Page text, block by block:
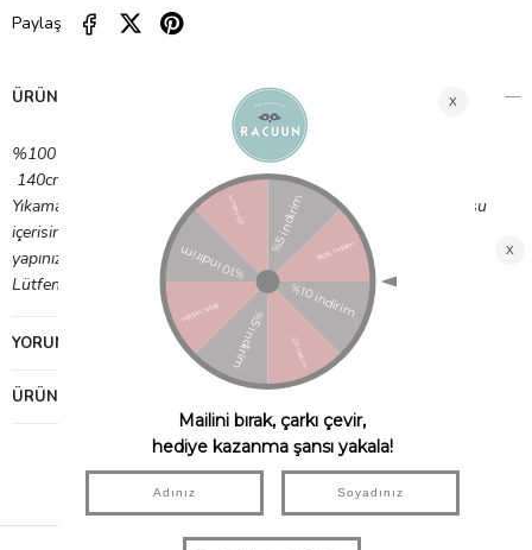
Paylaş
ÜRÜN ÖZELLIKLERI
%100 Koton
140cm çapında, 850gr ağırlığındadır.
Yıkama Talimatı:
Play and Go
ürününü ilk sefere mahsus biraz su
içerisinde sirke ile bekletip sonrasında ilk yıkamasını ayrı olarak
yapınız.
Lütfen ağartıcı kullanmayınız.
YORUMLAR
ÜRÜN ÖNERILERI